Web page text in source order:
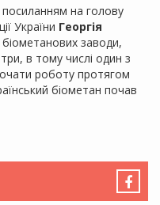
на голову
України Георгія
заводи,
в тому числі один з
роботу протягом
біометан почав